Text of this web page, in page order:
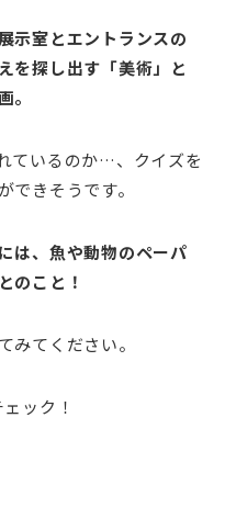
示室とエントランスの
を探し出す「美術」と
。
ているのか…、クイズを
できそうです。
は、魚や動物のペーパ
のこと！
みてください。
ック！